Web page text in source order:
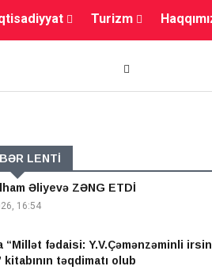
Turizm
LENTİ
Əliyevə ZƏNG ETDİ
16:54
“Millət fədaisi: Y.V.Çəmənzəminli
kitabının təqdimatı olub